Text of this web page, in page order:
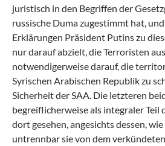
juristisch in den Begriffen der
russische Duma zugestimmt hat,
Erklärungen Präsident Putins zu
nur darauf abzielt, die Terroristen
notwendigerweise darauf, die
Syrischen Arabischen Republik zu
Sicherheit der SAA. Die letzteren
begreiflicherweise als integraler Teil
dort gesehen, angesichts dessen,
untrennbar sie von dem